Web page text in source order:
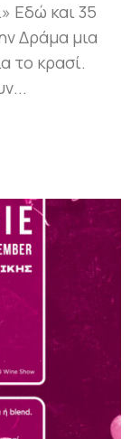
Εδώ και 35
Δράμα μια
το κρασί.